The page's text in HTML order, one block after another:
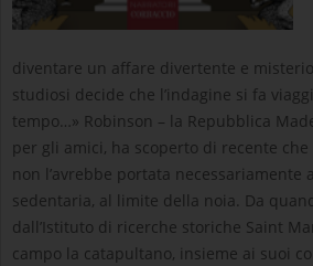
diventare un affare divertente e
studiosi decide che l’indagine si fa
tempo…» Robinson – la Repubblica
per gli amici, ha scoperto di recente
non l’avrebbe portata necessariamente
sedentaria, al limite della noia. Da
dall’Istituto di ricerche storiche Saint
campo la catapultano, insieme ai suoi